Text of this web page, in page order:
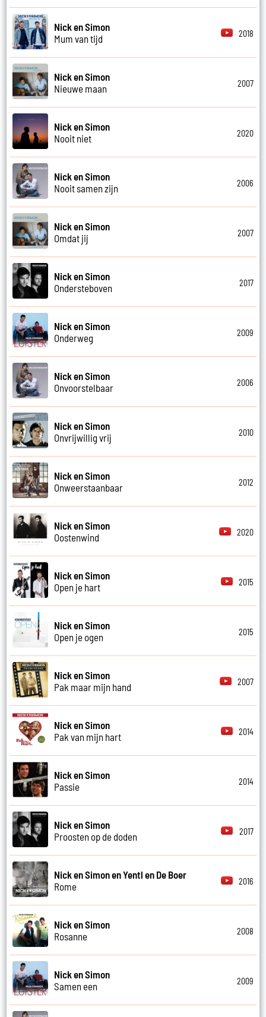
Nick en Simon
Mum van tijd
2018
Nick en Simon
Nieuwe maan
2007
Nick en Simon
Nooit niet
2020
Nick en Simon
Nooit samen zijn
2006
Nick en Simon
Omdat jij
2007
Nick en Simon
Ondersteboven
2017
Nick en Simon
Onderweg
2009
Nick en Simon
Onvoorstelbaar
2006
Nick en Simon
Onvrijwillig vrij
2010
Nick en Simon
Onweerstaanbaar
2012
Nick en Simon
Oostenwind
2020
Nick en Simon
Open je hart
2015
Nick en Simon
Open je ogen
2015
Nick en Simon
Pak maar mijn hand
2007
Nick en Simon
Pak van mijn hart
2014
Nick en Simon
Passie
2014
Nick en Simon
Proosten op de doden
2017
Nick en Simon en Yentl en De Boer
Rome
2016
Nick en Simon
Rosanne
2008
Nick en Simon
Samen een
2009